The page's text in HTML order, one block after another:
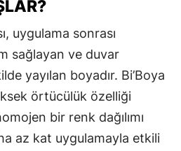
uygulama sonrası
sağlayan ve duvar
yayılan boyadır. Bi’Boya
örtücülük özelliği
bir renk dağılımı
az kat uygulamayla etkili